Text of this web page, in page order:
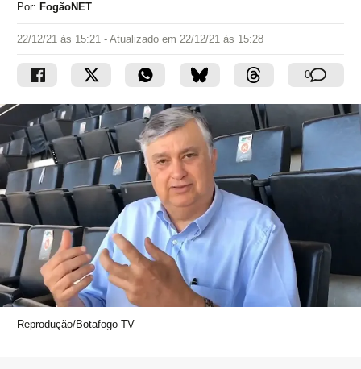
Por: FogãoNET
22/12/21 às 15:21 - Atualizado em 22/12/21 às 15:28
0
Reprodução/Botafogo TV